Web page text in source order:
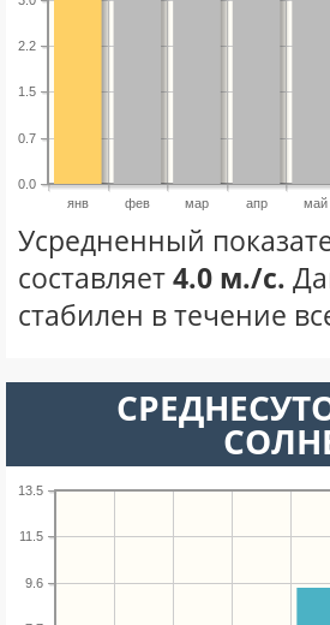
янв фев мар апр май
0.0
0.7
1.5
2.2
Усредненный
составляет4.0 м./с.
стабилен в течение
9.6
11.5
13.5